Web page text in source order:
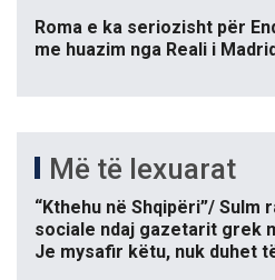
Roma e ka seriozisht për
me huazim nga Reali i
Më të lexuarat
“Kthehu në Shqipëri”/
sociale ndaj gazetarit grek
Je mysafir këtu, nuk duhet